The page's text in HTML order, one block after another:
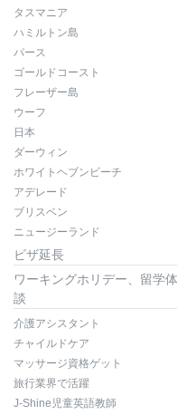
タスマニア
ハミルトン島
パース
ゴールドコースト
フレーザー島
ウーフ
日本
ダーウィン
ホワイトヘブンビーチ
アデレード
ブリスベン
ニュージーランド
ビザ延長
ワーキングホリデー、留学
談
介護アシスタント
チャイルドケア
マッサージ資格ゲット
旅行業界で活躍
J-Shine児童英語教師